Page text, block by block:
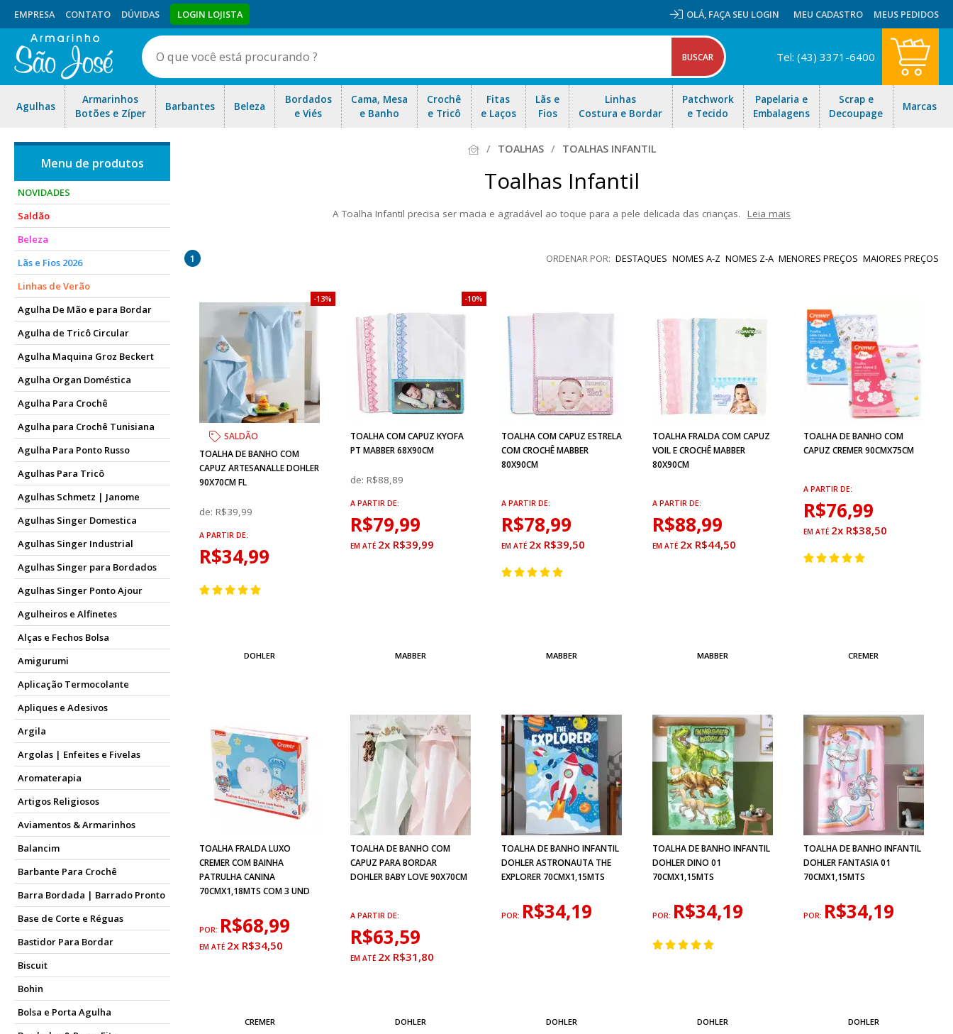
OLÁ, FAÇA SEU LOGIN
EMPRESA CONTATO DÚVIDAS LOGIN LOJISTA MEU CADASTRO MEUS PEDIDOS
Agulhas
Armarinhos
Botões e Zíper
Barbantes Beleza
Bordados
e Viés
Cama, Mesa
e Banho
Crochê
e Tricô
Fitas
e Laços
Lãs e
Fios
Linhas
Costura e Bordar
Patchwork
e Tecido
Papelaria e
Embalagens
Scrap e
Decoupage
Marcas
Tel: (43) 3371-6400
NOVIDADES
Saldão
Beleza
Lãs e Fios 2026
Linhas de Verão
Agulha De Mão e para Bordar
Agulha de Tricô Circular
Agulha Maquina Groz Beckert
Agulha Organ Doméstica
Agulha Para Crochê
Agulha para Crochê Tunisiana
Agulha Para Ponto Russo
Agulhas Para Tricô
Agulhas Schmetz | Janome
Agulhas Singer Domestica
Agulhas Singer Industrial
Agulhas Singer para Bordados
Agulhas Singer Ponto Ajour
Agulheiros e Alfinetes
Alças e Fechos Bolsa
Amigurumi
Aplicação Termocolante
Apliques e Adesivos
Argila
Argolas | Enfeites e Fivelas
Aromaterapia
Artigos Religiosos
Aviamentos & Armarinhos
Balancim
Barbante Para Crochê
Barra Bordada | Barrado Pronto
Base de Corte e Réguas
Bastidor Para Bordar
Biscuit
Bohin
Bolsa e Porta Agulha
TOALHAS TOALHAS INFANTIL
Toalhas Infantil
A Toalha Infantil precisa ser macia e agradável ao toque para a pele delicada das crianças.
Leia mais
DESTAQUES NOMES A-Z NOMES Z-A MENORES PREÇOS MAIORES PREÇOS
1
SALDÃO
TOALHA DE BANHO COM
CAPUZ ARTESANALLE DOHLER
90X70CM FL
de:R$39,99
A PARTIR DE:
R$34,99
13%
DOHLER
TOALHA COM CAPUZ KYOFA
PT MABBER 68X90CM
de:R$88,89
A PARTIR DE:
R$79,99
2x R$39,99
10%
MABBER
TOALHA COM CAPUZ ESTRELA
COM CROCHÊ MABBER
80X90CM
A PARTIR DE:
R$78,99
2x R$39,50
MABBER
TOALHA FRALDA COM CAPUZ
VOIL E CROCHÊ MABBER
80X90CM
A PARTIR DE:
R$88,99
2x R$44,50
MABBER
TOALHA DE BANHO COM
CAPUZ CREMER 90CMX75CM
A PARTIR DE:
R$76,99
2x R$38,50
CREMER
TOALHA FRALDA LUXO
CREMER COM BAINHA
PATRULHA CANINA
70CMX1,18MTS COM 3 UND
POR: R$68,99
2x R$34,50
CREMER
TOALHA DE BANHO COM
CAPUZ PARA BORDAR
DOHLER BABY LOVE 90X70CM
A PARTIR DE:
R$63,59
2x R$31,80
DOHLER
TOALHA DE BANHO INFANTIL
DOHLER ASTRONAUTA THE
EXPLORER 70CMX1,15MTS
POR: R$34,19
DOHLER
TOALHA DE BANHO INFANTIL
DOHLER DINO 01
70CMX1,15MTS
POR: R$34,19
DOHLER
TOALHA DE BANHO INFANTIL
DOHLER FANTASIA 01
70CMX1,15MTS
POR: R$34,19
DOHLER